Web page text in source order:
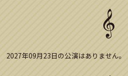
2027年09月23日の公演はありません。